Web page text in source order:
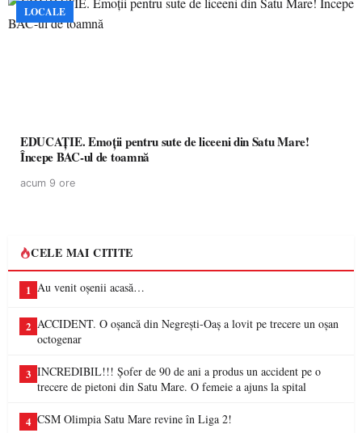
LOCALE
EDUCAȚIE. Emoții pentru sute de liceeni din Satu Mare!
Începe BAC-ul de toamnă
acum 9 ore
CELE MAI CITITE
1 Au venit oșenii acasă…
2 ACCIDENT. O oșancă din Negrești-Oaș a lovit pe trecere un oșan
octogenar
3 INCREDIBIL!!! Șofer de 90 de ani a produs un accident pe o
trecere de pietoni din Satu Mare. O femeie a ajuns la spital
4 CSM Olimpia Satu Mare revine în Liga 2!